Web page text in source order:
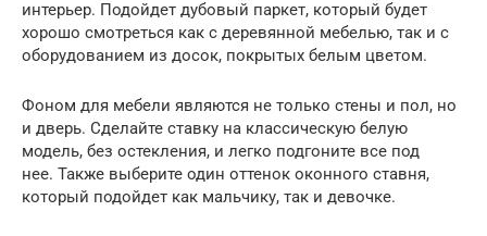
интерьер. Подойдет дубовый паркет, который будет
хорошо смотреться как с деревянной мебелью, так и с
оборудованием из досок, покрытых белым цветом.
Фоном для мебели являются не только стены и пол, но
и дверь. Сделайте ставку на классическую белую
модель, без остекления, и легко подгоните все под
нее. Также выберите один оттенок оконного ставня,
который подойдет как мальчику, так и девочке.